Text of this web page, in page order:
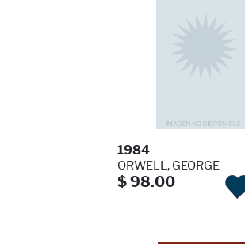
1984
ORWELL, GEORGE
$ 98.00